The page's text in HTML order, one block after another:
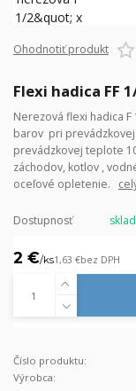
Ohodnotiť produkt
Flexi hadica FF
Nerezová flexi hadica F
barov pri
prevádzkovej teplote
záchodov, kotlov ,
oceľové opletenie.
Dostupnosť
2 €/ks1,63 €bez DPH
Číslo produktu:
Výrobca: